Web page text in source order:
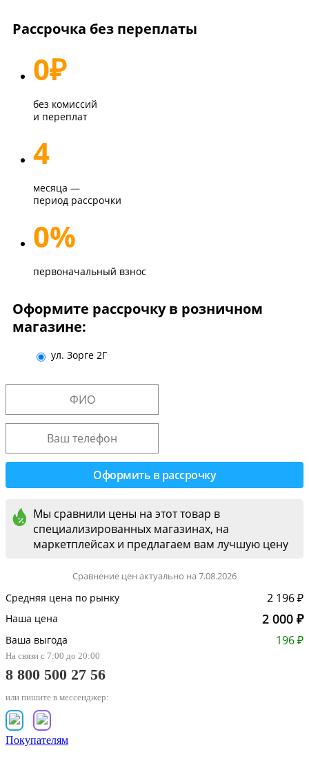
Рассрочка без переплаты
0₽
без комиссий
и переплат
4
месяца —
период рассрочки
0%
первоначальный взнос
Оформите рассрочку в розничном
магазине:
ул. Зорге 2Г
Мы сравнили цены на этот товар в
специализированных магазинах, на
маркетплейсах и предлагаем вам лучшую цену
Сравнение цен актуально на 7.08.2026
Средняя цена по рынку 2 196 ₽
Наша цена 2 000 ₽
Ваша выгода 196 ₽
На связи с 7:00 до 20:00
8 800 500 27 56
или пишите в мессенджер:
Покупателям